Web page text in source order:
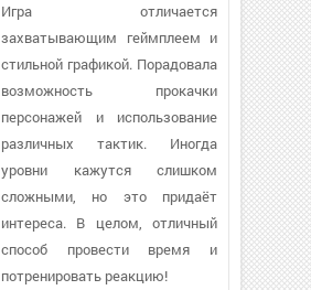
Игра отличается
захватывающим геймплеем и
стильной графикой. Порадовала
возможность прокачки
персонажей и использование
различных тактик. Иногда
уровни кажутся слишком
сложными, но это придаёт
интереса. В целом, отличный
способ провести время и
потренировать реакцию!